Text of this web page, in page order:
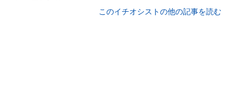
このイチオシストの他の記事を読む